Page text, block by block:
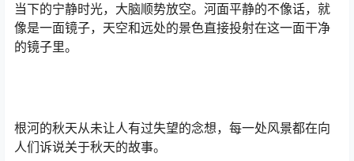
当下的宁静时光，大脑顺势放空。河面平静的不像话，就
像是一面镜子，天空和远处的景色直接投射在这一面干净
的镜子里。
根河的秋天从未让人有过失望的念想，每一处风景都在向
人们诉说关于秋天的故事。